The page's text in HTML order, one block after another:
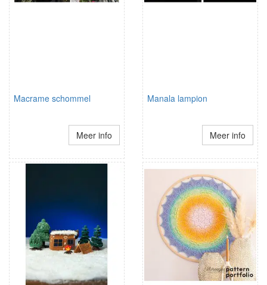
Macrame schommel
Meer info
Manala lampion
Meer info